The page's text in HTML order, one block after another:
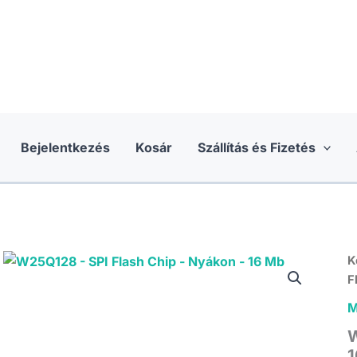
Bejelentkezés Kosár Szállítás és Fizetés